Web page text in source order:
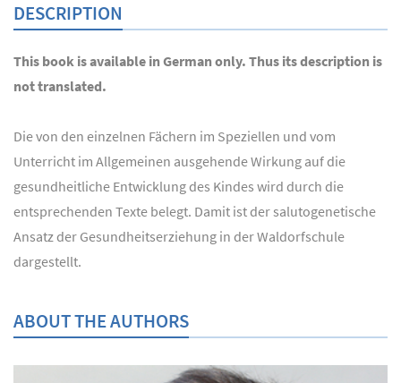
DESCRIPTION
This book is available in German only. Thus its description is
not translated.
Die von den einzelnen Fächern im Speziellen und vom
Unterricht im Allgemeinen ausgehende Wirkung auf die
gesundheitliche Entwicklung des Kindes wird durch die
entsprechenden Texte belegt. Damit ist der salutogenetische
Ansatz der Gesundheitserziehung in der Waldorfschule
dargestellt.
ABOUT THE AUTHORS